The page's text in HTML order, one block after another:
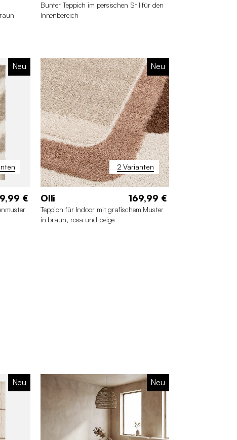
cm
120 x 160 cm
160 x 220 cm
200 x 280 cm
Bunter Teppich im persischen Stil für den
Innenbereich
Neu
€
2 Varianten
Neu
Olli 169,99 €
Teppich für Indoor mit grafischem Muster
in braun, rosa und beige
Neu Neu